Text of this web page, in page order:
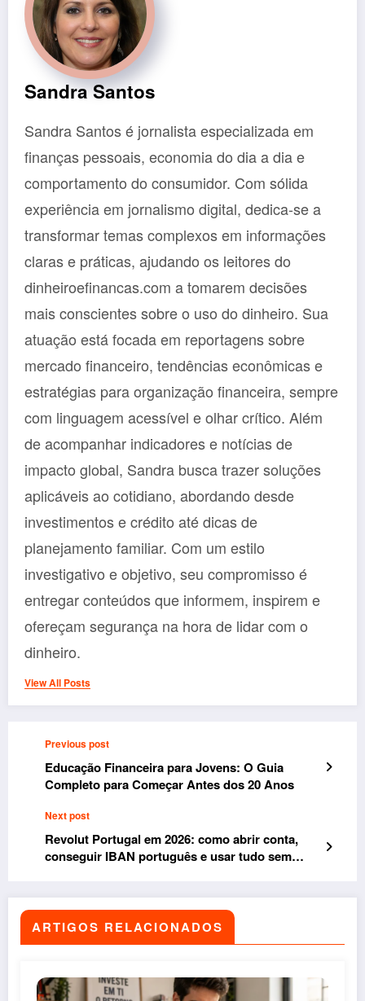
Sandra Santos
Sandra Santos é jornalista especializada em
finanças pessoais, economia do dia a dia e
comportamento do consumidor. Com sólida
experiência em jornalismo digital, dedica-se a
transformar temas complexos em informações
claras e práticas, ajudando os leitores do
dinheiroefinancas.com a tomarem decisões
mais conscientes sobre o uso do dinheiro. Sua
atuação está focada em reportagens sobre
mercado financeiro, tendências econômicas e
estratégias para organização financeira, sempre
com linguagem acessível e olhar crítico. Além
de acompanhar indicadores e notícias de
impacto global, Sandra busca trazer soluções
aplicáveis ao cotidiano, abordando desde
investimentos e crédito até dicas de
planejamento familiar. Com um estilo
investigativo e objetivo, seu compromisso é
entregar conteúdos que informem, inspirem e
ofereçam segurança na hora de lidar com o
dinheiro.
View All Posts
Previous post
Educação Financeira para Jovens: O Guia
Completo para Começar Antes dos 20 Anos
Next post
Revolut Portugal em 2026: como abrir conta,
conseguir IBAN português e usar tudo sem
ARTIGOS RELACIONADOS